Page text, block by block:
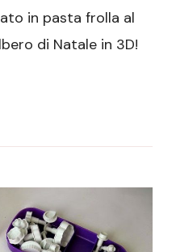
3D
in pasta frolla al
di Natale in 3D!